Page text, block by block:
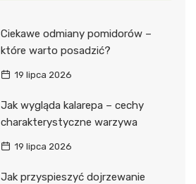
Ciekawe odmiany pomidorów –
które warto posadzić?
19 lipca 2026
Jak wygląda kalarepa – cechy
charakterystyczne warzywa
19 lipca 2026
Jak przyspieszyć dojrzewanie